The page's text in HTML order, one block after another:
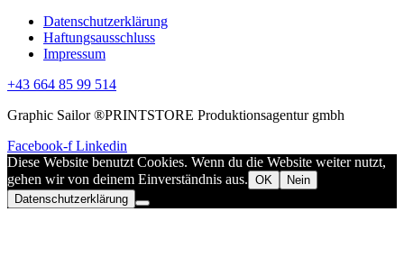
Datenschutzerklärung
Haftungsausschluss
Impressum
+43 664 85 99 514
Graphic Sailor ®PRINTSTORE Produktionsagentur gmbh
Facebook-f Linkedin
Diese Website benutzt Cookies. Wenn du die Website weiter nutzt,
gehen wir von deinem Einverständnis aus. OK
Nein
Datenschutzerklärung